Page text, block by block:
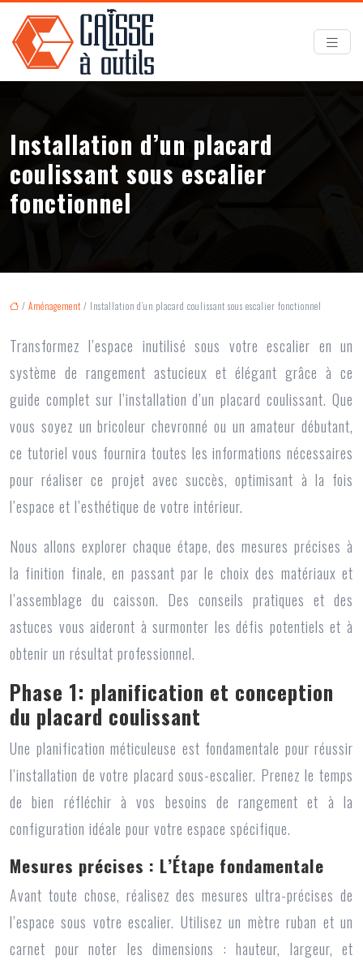
Installation d’un placard
coulissant sous escalier
fonctionnel
/ Aménagement / Installation d’un placard coulissant sous escalier fonctionnel
Transformez l’espace inutilisé sous votre escalier en un
système de rangement astucieux et élégant grâce à ce
guide complet sur l’installation d’un placard coulissant. Que
vous soyez un bricoleur chevronné ou un amateur débutant,
ce tutoriel vous fournira toutes les informations nécessaires
pour réaliser ce projet avec succès, optimisant à la fois
l’espace et l’esthétique de votre intérieur.
Nous allons explorer chaque étape, des mesures précises à
la finition finale, en passant par le choix des matériaux et
l’assemblage du caisson. Des conseils pratiques et des
astuces vous aideront à surmonter les défis potentiels et à
obtenir un résultat professionnel.
Phase 1: planification et conception
du placard coulissant
Une planification méticuleuse est fondamentale pour réussir
l’installation de votre placard sous-escalier. Prenez le temps
de bien réfléchir à vos besoins de rangement et à la
configuration idéale pour votre espace spécifique.
Mesures précises : L’Étape fondamentale
Avant toute chose, réalisez des mesures ultra-précises de
l’espace sous votre escalier. Utilisez un mètre ruban et un
carnet pour noter les dimensions : hauteur, largeur, et